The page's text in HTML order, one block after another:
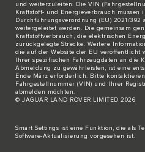
und weiterzuleiten. Die VIN
Kraftstoff- und Energieverbrauch müssen
Durchführungsverordnung (EU) 2021/392
weitergeleitet werden. Die gemeinsam
Kraftstoffverbrauch, die elektrischen
zurückgelegte Strecke. Weitere
die auf der Website der EU veröffentlicht
Ihrer spezifischen Fahrzeugdaten an die
Abmeldung zu gewährleisten, ist eine
Ende März erforderlich. Bitte
Fahrgestellnummer (VIN) und Ihrer
abmelden möchten.
© JAGUAR LAND ROVER LIMITED 2026
Smart Settings ist eine Funktion, die als
Software-Aktualisierung vorgesehen ist.